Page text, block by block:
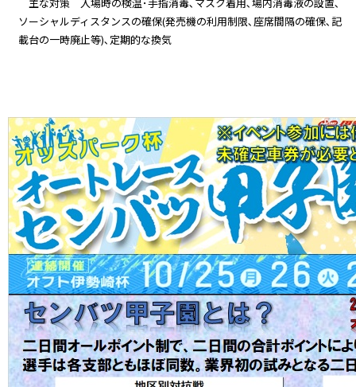
ソーシャルディスタンスの確保(発売機の利用制限､座席間隔の確保､記
載台の一時廃止等)､定期的な換気